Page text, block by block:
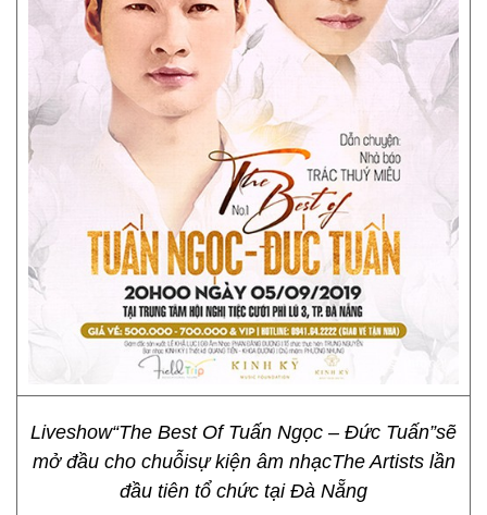
Liveshow“The Best Of Tuấn Ngọc – Đức Tuấn”sẽ
mở đầu cho chuỗisự kiện âm nhạcThe Artists lần
đầu tiên tổ chức tại Đà Nẵng